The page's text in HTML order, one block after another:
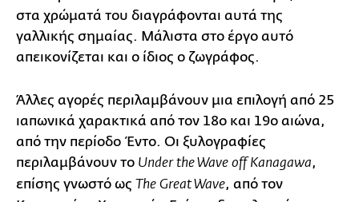
στα χρώματά του διαγράφονται αυτά της
γαλλικής σημαίας. Μάλιστα στο έργο αυτό
απεικονίζεται και ο ίδιος ο ζωγράφος.
Άλλες αγορές περιλαμβάνουν μια επιλογή από 25
ιαπωνικά χαρακτικά από τον 18ο και 19ο αιώνα,
από την περίοδο Έντο. Οι ξυλογραφίες
περιλαμβάνουν το Under the Wave off Kanagawa,
επίσης γνωστό ως The Great Wave, από τον